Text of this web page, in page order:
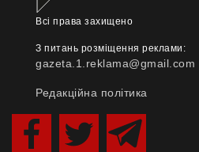
Всі права захищено
З питань розміщення реклами:
gazeta.1.reklama@gmail.com
Редакційна політика